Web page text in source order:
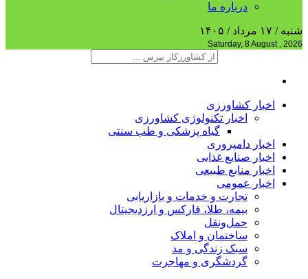
درباره ما
شنبه / ۱۷ مرداد / ۱۴۰۵
Saturday, 8 August , 2026
اخبار کشاورزی
اخبار تکنولوژی کشاورزی
گیاه پزشکی و طب سنتی
اخبار دامپروری
اخبار صنایع غذایی
اخبار منابع طبیعی
اخبار عمومی
تجارت و خدمات و بازاریابی
بیمه، طلا، فارکس و ارزدیجیتال
حمل‌و‌نقل
ساختمان و املاک
سبک زندگی و مد
گردشگری و مهاجرت